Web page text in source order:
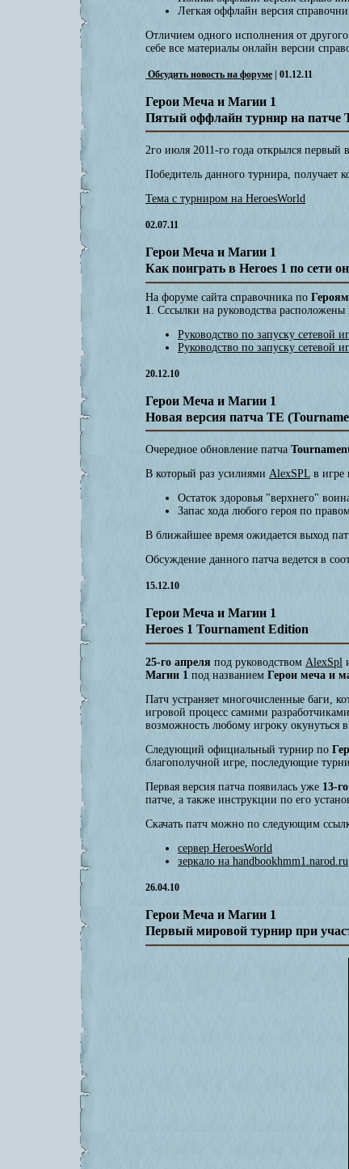
Легкая оффлайн версия
Отличием одного исполнения от
себе все материалы онлайн версии
Обсудить новость на форуме | 01.12.11
Герои Меча и Магии 1
Пятый оффлайн турнир на патче
2го июля 2011-го года открылся первый
Победитель данного турнира, получает
Тема с турниром на HeroesWorld
02.07.11
Герои Меча и Магии 1
Как поиграть в Heroes 1 по сети
На форуме сайта справочника по
1
. Сссылки на руководства
Руководство по запуску сетевой
Руководство по запуску сетевой
20.12.10
Герои Меча и Магии 1
Новая версия патча ТЕ
Очередное обновление патча
В который раз усилиями AlexSPL в игре
Остаток здоровья "верхнего"
Запас хода любого героя по
В ближайшее время ожидается выход
Обсуждение данного патча ведется в
15.12.10
Герои Меча и Магии 1
Heroes 1 Tournament Edition
25-го апреля под руководством AlexSpl
Магии 1 под названием Герои меча и
Патч устраняет многочисленные баги,
игровой процесс самими
возможность любому игроку окунуться
Следующий официальный турнир по
благополучной игре, последующие
Первая версия патча появилась уже 13-
патче, а также инструкции по его
Скачать патч можно по следующим
сервер HeroesWorld
зеркало на handbookhmm1.narod.ru
26.04.10
Герои Меча и Магии 1
Первый мировой турнир при